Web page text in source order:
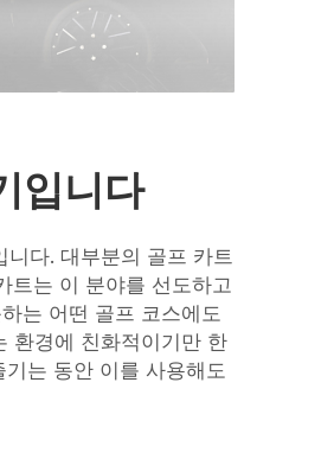
입니다
다. 대부분의 골프 카트
트는 이 분야를 선도하고
는 어떤 골프 코스에도
환경에 친화적이기만 한
는 동안 이를 사용해도